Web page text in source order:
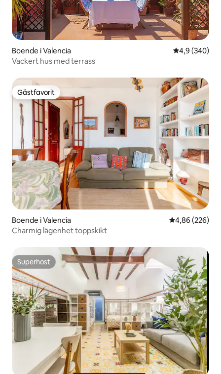
Boende i Valencia 4,9 av 5 i
4,9 (340)
Vackert hus med terrass
Gästfavorit
Gästfavorit
Boende i Valencia 4,86 av 5 i
4,86 (226)
Charmig lägenhet toppskikt
Superhost
Superhost